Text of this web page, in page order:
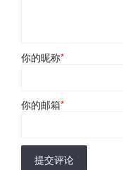
你的昵称*
你的邮箱*
提交评论